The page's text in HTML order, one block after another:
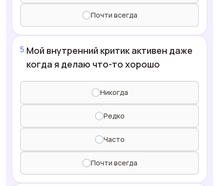
Почти всегда
Мой внутренний критик активен даже
когда я делаю что-то хорошо
Никогда
Редко
Часто
Почти всегда